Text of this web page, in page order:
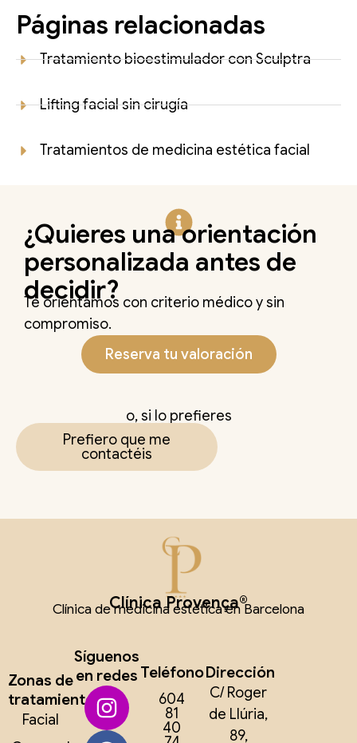
Páginas relacionadas
Tratamiento bioestimulador con Sculptra
Lifting facial sin cirugía
Tratamientos de medicina estética facial
¿Quieres una orientación
personalizada antes de
decidir?
Te orientamos con criterio médico y sin
compromiso.
Reserva tu valoración
o, si lo prefieres
Prefiero que me
contactéis
Clínica Provença®
Clínica de medicina estética en Barcelona
Zonas de
tratamiento
Facial
Síguenos
en redes Teléfono
604
81
40
Dirección
C/ Roger
de Llúria,
89,